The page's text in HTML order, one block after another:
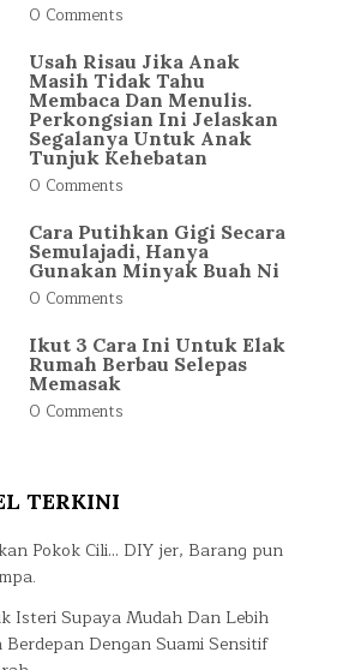
0 Comments
Usah Risau Jika Anak
Masih Tidak Tahu
Membaca Dan Menulis.
Perkongsian Ini Jelaskan
Segalanya Untuk Anak
Tunjuk Kehebatan
0 Comments
Cara Putihkan Gigi Secara
Semulajadi, Hanya
Gunakan Minyak Buah Ni
0 Comments
Ikut 3 Cara Ini Untuk Elak
Rumah Berbau Selepas
Memasak
0 Comments
TERKINI
Pokok Cili… DIY jer, Barang pun
Isteri Supaya Mudah Dan Lebih
Berdepan Dengan Suami Sensitif